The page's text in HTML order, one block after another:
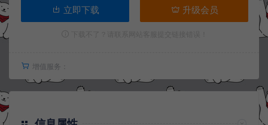
立即下载 升级会员
增值服务：